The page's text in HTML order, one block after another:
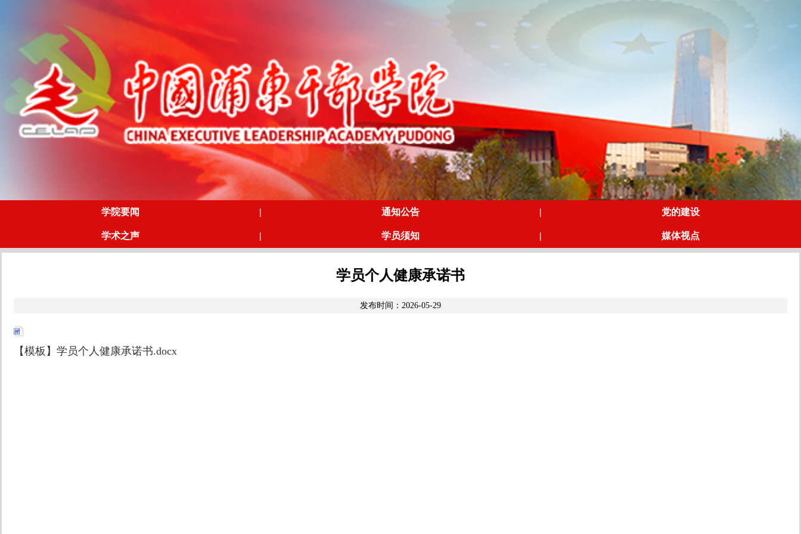
学院要闻 | 通知公告 | 党的建设
学术之声 | 学员须知 | 媒体视点
学员个人健康承诺书
发布时间：2026-05-29
【模板】学员个人健康承诺书.docx